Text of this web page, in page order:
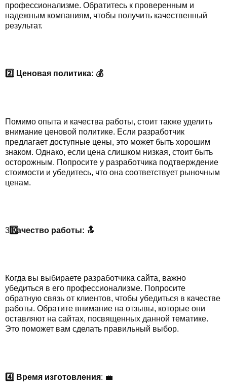
профессионализме. Обратитесь к проверенным и
надежным компаниям, чтобы получить качественный
результат.
2️⃣ Ценовая политика: 💰
Помимо опыта и качества работы, стоит также уделить
внимание ценовой политике. Если разработчик
предлагает доступные цены, это может быть хорошим
знаком. Однако, если цена слишком низкая, стоит быть
осторожным. Попросите у разработчика подтверждение
стоимости и убедитесь, что она соответствует рыночным
ценам.
3️⃣ Качество работы: 🔝
Когда вы выбираете разработчика сайта, важно
убедиться в его профессионализме. Попросите
обратную связь от клиентов, чтобы убедиться в качестве
работы. Обратите внимание на отзывы, которые они
оставляют на сайтах, посвященных данной тематике.
Это поможет вам сделать правильный выбор.
4️⃣ Время изготовления: 💼